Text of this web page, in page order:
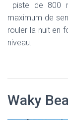
piste de 800
maximum de
rouler la nuit en
niveau.
Waky